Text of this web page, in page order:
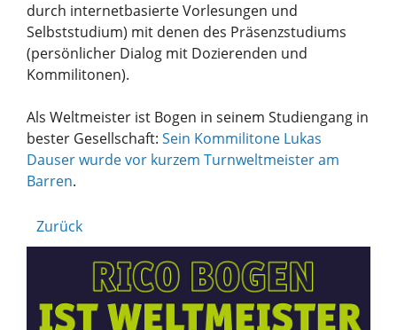
durch internetbasierte Vorlesungen und
Selbststudium) mit denen des Präsenzstudiums
(persönlicher Dialog mit Dozierenden und
Kommilitonen).
Als Weltmeister ist Bogen in seinem Studiengang in
bester Gesellschaft: Sein Kommilitone Lukas
Dauser wurde vor kurzem Turnweltmeister am
Barren.
Zurück